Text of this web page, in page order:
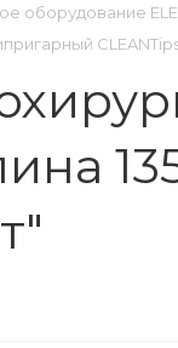
оборудование